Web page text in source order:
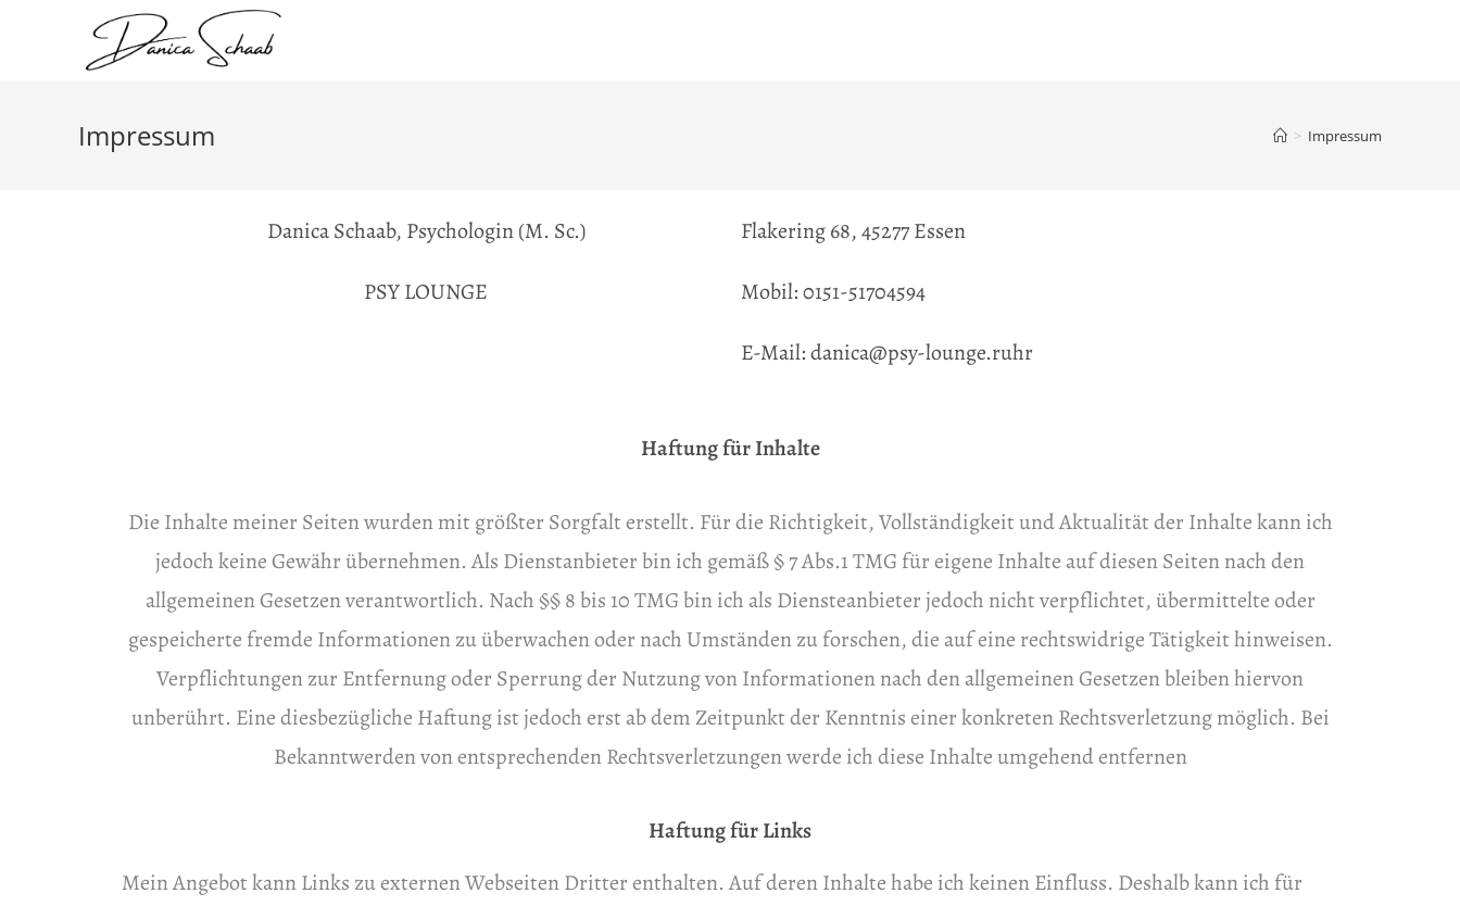
Impressum > Impressum
Danica Schaab, Psychologin (M. Sc.)
PSY LOUNGE
Flakering 68, 45277 Essen
Mobil: 0151-51704594
E-Mail: danica@psy-lounge.ruhr
Haftung für Inhalte
Die Inhalte meiner Seiten wurden mit größter Sorgfalt erstellt. Für die Richtigkeit, Vollständigkeit und Aktualität der Inhalte kann ich
jedoch keine Gewähr übernehmen. Als Dienstanbieter bin ich gemäß § 7 Abs.1 TMG für eigene Inhalte auf diesen Seiten nach den
allgemeinen Gesetzen verantwortlich. Nach §§ 8 bis 10 TMG bin ich als Diensteanbieter jedoch nicht verpflichtet, übermittelte oder
gespeicherte fremde Informationen zu überwachen oder nach Umständen zu forschen, die auf eine rechtswidrige Tätigkeit hinweisen.
Verpflichtungen zur Entfernung oder Sperrung der Nutzung von Informationen nach den allgemeinen Gesetzen bleiben hiervon
unberührt. Eine diesbezügliche Haftung ist jedoch erst ab dem Zeitpunkt der Kenntnis einer konkreten Rechtsverletzung möglich. Bei
Bekanntwerden von entsprechenden Rechtsverletzungen werde ich diese Inhalte umgehend entfernen
Haftung für Links
Mein Angebot kann Links zu externen Webseiten Dritter enthalten. Auf deren Inhalte habe ich keinen Einfluss. Deshalb kann ich für